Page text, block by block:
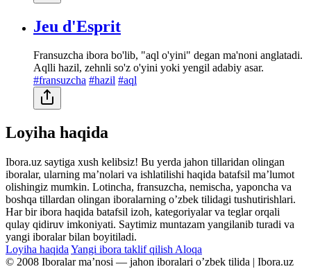
Jeu d'Esprit
Fransuzcha ibora bo'lib, "aql o'yini" degan ma'noni anglatadi.
Aqlli hazil, zehnli so'z o'yini yoki yengil adabiy asar.
#fransuzcha #hazil #aql
Loyiha haqida
Ibora.uz saytiga xush kelibsiz! Bu yerda jahon tillaridan olingan
iboralar, ularning maʼnolari va ishlatilishi haqida batafsil maʼlumot
olishingiz mumkin. Lotincha, fransuzcha, nemischa, yaponcha va
boshqa tillardan olingan iboralarning oʼzbek tilidagi tushutirishlari.
Har bir ibora haqida batafsil izoh, kategoriyalar va teglar orqali
qulay qidiruv imkoniyati. Saytimiz muntazam yangilanib turadi va
yangi iboralar bilan boyitiladi.
Loyiha haqida Yangi ibora taklif qilish Aloqa
© 2008 Iboralar maʼnosi — jahon iboralari oʼzbek tilida | Ibora.uz